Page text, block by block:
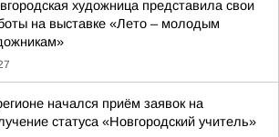
художница представила свои
на выставке «Лето – молодым
начался приём заявок на
статуса «Новгородский учитель»